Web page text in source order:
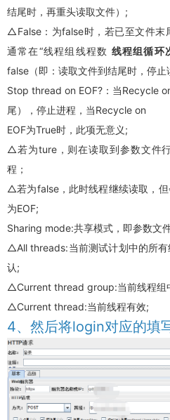
结尾时，再重头读取文件）;
△False：为false时，若已至文件末
通常在“线程组线程数 线程组循环
false（即：读取文件到结尾时，停止
Stop thread on EOF?：当Recycle
尾），停止进程，当Recycle on
EOF为True时，此项无意义;
△若为ture，则在读取到参数文件
程；
△若为false，此时线程继续读取，
为EOF;
Sharing mode:共享模式，即参数文
△All threads:当前测试计划中的所
认;
△Current thread group:当前线程组
△Current thread:当前线程有效;
4、然后将login对应的填